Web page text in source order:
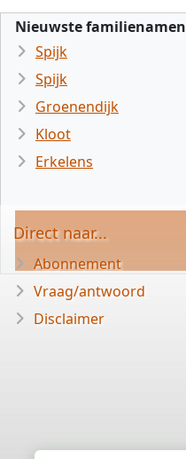
Nieuwste familienamen
Spijk
Spijk
Groenendijk
Kloot
Erkelens
Direct naar...
Abonnement
Vraag/antwoord
Disclaimer